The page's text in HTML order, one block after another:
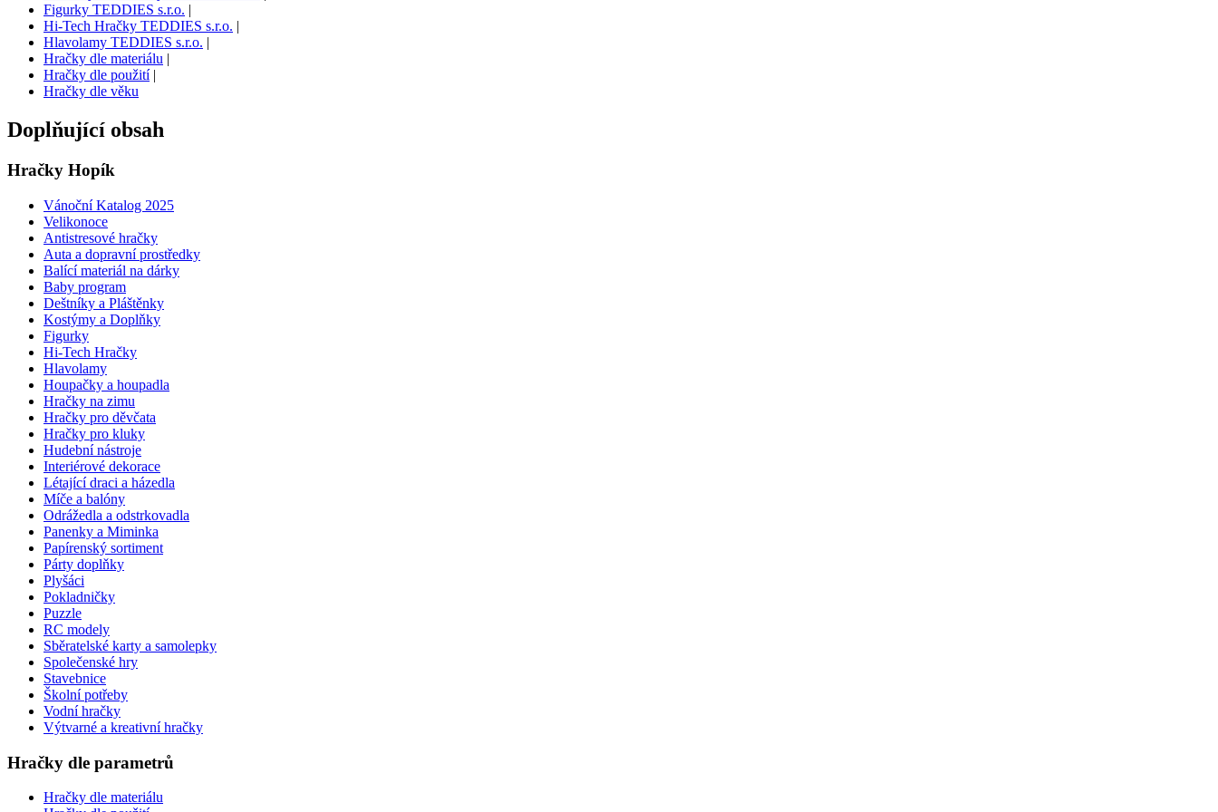
Figurky TEDDIES s.r.o. |
Hi-Tech Hračky TEDDIES s.r.o. |
Hlavolamy TEDDIES s.r.o. |
Hračky dle materiálu |
Hračky dle použití|
Hračky dle věku
Doplňující obsah
Hračky Hopík
Vánoční Katalog 2025
Velikonoce
Antistresové hračky
Auta a dopravní prostředky
Balící materiál na dárky
Baby program
Deštníky a Pláštěnky
Kostýmy a Doplňky
Figurky
Hi-Tech Hračky
Hlavolamy
Houpačky a houpadla
Hračky na zimu
Hračky pro děvčata
Hračky pro kluky
Hudební nástroje
Interiérové dekorace
Létající draci a házedla
Míče a balóny
Odrážedla a odstrkovadla
Panenky a Miminka
Papírenský sortiment
Párty doplňky
Plyšáci
Pokladničky
Puzzle
RC modely
Sběratelské karty a samolepky
Společenské hry
Stavebnice
Školní potřeby
Vodní hračky
Výtvarné a kreativní hračky
Hračky dle parametrů
Hračky dle materiálu